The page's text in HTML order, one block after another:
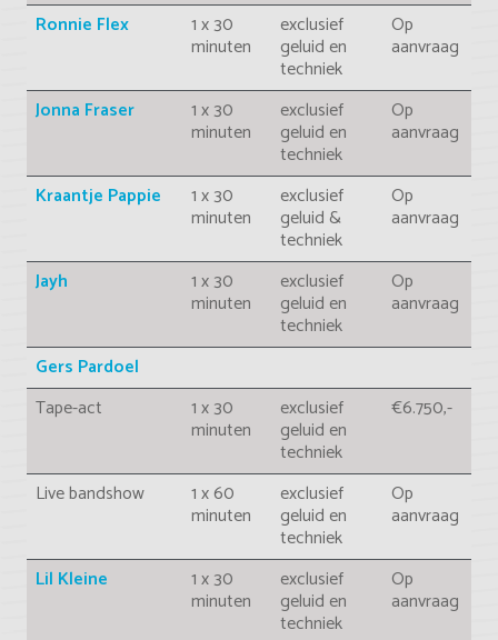
Ronnie Flex 1 x 30
minuten
exclusief
geluid en
techniek
Op
aanvraag
Jonna Fraser 1 x 30
minuten
exclusief
geluid en
techniek
Op
aanvraag
Kraantje Pappie 1 x 30
minuten
exclusief
geluid &
techniek
Op
aanvraag
Jayh 1 x 30
minuten
exclusief
geluid en
techniek
Op
aanvraag
Gers Pardoel
Tape-act
1 x 30
minuten
exclusief
geluid en
techniek
€6.750,-
Live bandshow 1 x 60
minuten
exclusief
geluid en
techniek
Op
aanvraag
Lil Kleine 1 x 30
minuten
exclusief
geluid en
techniek
Op
aanvraag